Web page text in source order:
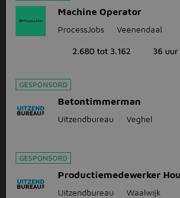
Machine Operator
ProcessJobs Veenendaal
2.680 tot 3.162 36 uur
GESPONSORD
Betontimmerman
Uitzendbureau Veghel
GESPONSORD
Productiemedewerker
Uitzendbureau Waalwijk